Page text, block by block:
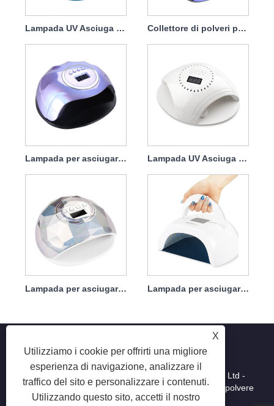
Lampada UV Asciuga unghie professionale 168w Collettore di polveri per lampada asciuga unghie 140w 4 in1
Lampada per asciugare le unghie in gel Greenlife 120w Lampada UV Asciuga Unghie Con Caricabatterie 86w
Lampada per asciugare le unghie per smalto per unghie 86w Lampada per asciugare le unghie, bianca, a polimerizzazione rapida, portatile da 80 W
X
Utilizziamo i cookie per offrirti una migliore
esperienza di navigazione, analizzare il
traffico del sito e personalizzare i contenuti.
Utilizzando questo sito, accetti il ​​nostro
Copyright © 2025 Shenzhen Ruina Optoelectronic Co., Ltd -
Lampada per unghie, trapano per unghie, collettore di polvere
per unghie - Tutti i diritti riservati.